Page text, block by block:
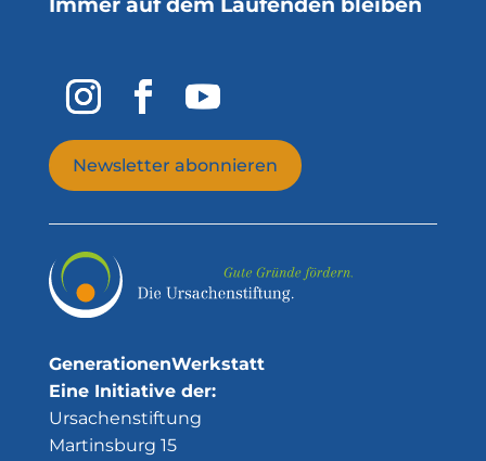
Newsletter abonnieren
GenerationenWerkstatt
Eine Initiative der:
Ursachenstiftung
Martinsburg 15